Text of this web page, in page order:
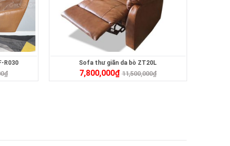
R030
₫
Sofa thư giãn da bò ZT20L
7,800,000₫ 11,500,000₫